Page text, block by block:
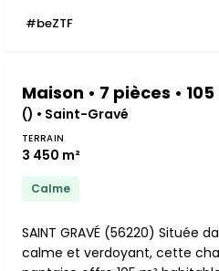
#beZTF
Maison • 7 pièces • 105
() • Saint-Gravé
TERRAIN
3 450 m²
Calme
SAINT GRAVÉ (56220) Située
calme et verdoyant, cette